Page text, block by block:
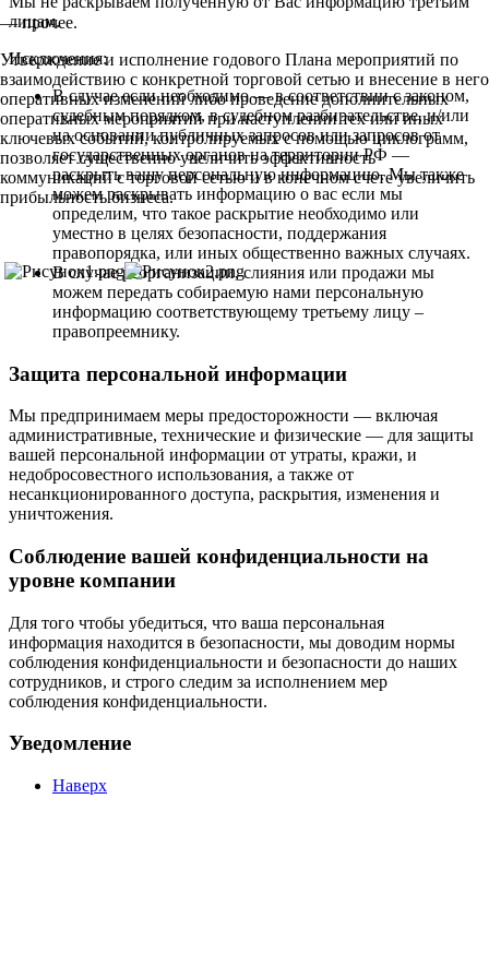
— прочее.
Утверждение и исполнение годового Плана мероприятий по
взаимодействию с конкретной торговой сетью и внесение в него
оперативных изменений либо проведение дополнительных
оперативных мероприятий при наступлении тех или иных
ключевых событий, контролируемых с помощью циклограмм,
позволяет существенно увеличить эффективность
коммуникаций с торговой сетью и в конечном счете увеличить
прибыльность бизнеса.
лицам.
Исключения:
В случае если необходимо — в соответствии с законом,
судебным порядком, в судебном разбирательстве, и/или
на основании публичных запросов или запросов от
государственных органов на территории РФ —
раскрыть вашу персональную информацию. Мы также
можем раскрывать информацию о вас если мы
определим, что такое раскрытие необходимо или
уместно в целях безопасности, поддержания
правопорядка, или иных общественно важных случаях.
В случае реорганизации, слияния или продажи мы
можем передать собираемую нами персональную
информацию соответствующему третьему лицу –
правопреемнику.
Защита персональной информации
Мы предпринимаем меры предосторожности — включая
административные, технические и физические — для защиты
вашей персональной информации от утраты, кражи, и
недобросовестного использования, а также от
несанкционированного доступа, раскрытия, изменения и
уничтожения.
Соблюдение вашей конфиденциальности на
уровне компании
Для того чтобы убедиться, что ваша персональная
информация находится в безопасности, мы доводим нормы
соблюдения конфиденциальности и безопасности до наших
сотрудников, и строго следим за исполнением мер
соблюдения конфиденциальности.
Уведомление
Наверх